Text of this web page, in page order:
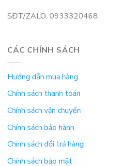
SĐT/ZALO: 0933320468
CÁC CHÍNH SÁCH
Hướng dẫn mua hàng
Chính sách thanh toán
Chính sách vận chuyển
Chính sách bảo hành
Chính sách đổi trả hàng
Chính sách bảo mật